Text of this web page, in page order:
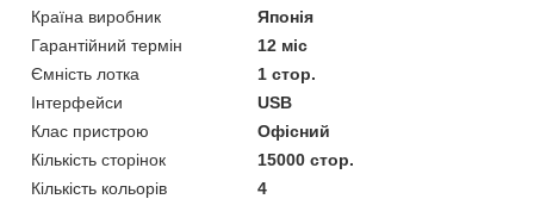
Країна виробник
Японія
Гарантійний термін
12 міс
Ємність лотка
1 стор.
Інтерфейси
USB
Клас пристрою
Офісний
Кількість сторінок
15000 стор.
Кількість кольорів
4